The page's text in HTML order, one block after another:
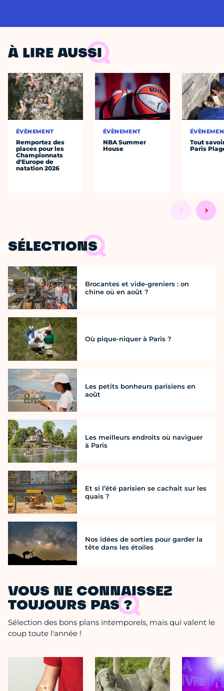
À LIRE AUSSI
ÉVÈNEMENT
Remportez des
places pour les
Championnats
d'Europe de
natation 2026
ÉVÈNEMENT
NBA Summer
House
Tout
Paris
SÉLECTIONS
Brocantes et vide-greniers : on
chine où en août ?
Où pique-niquer à Paris ?
Les petits bonheurs parisiens en
août
Les meilleurs endroits où naviguer
à Paris
Et si l’été parisien se cachait sur les
quais ?
Nos idées de sorties pour garder la
tête dans les étoiles
VOUS NE CONNAISSEZ
TOUJOURS PAS ?
Sélection des bons plans intemporels, mais qui valent le
coup toute l'année !